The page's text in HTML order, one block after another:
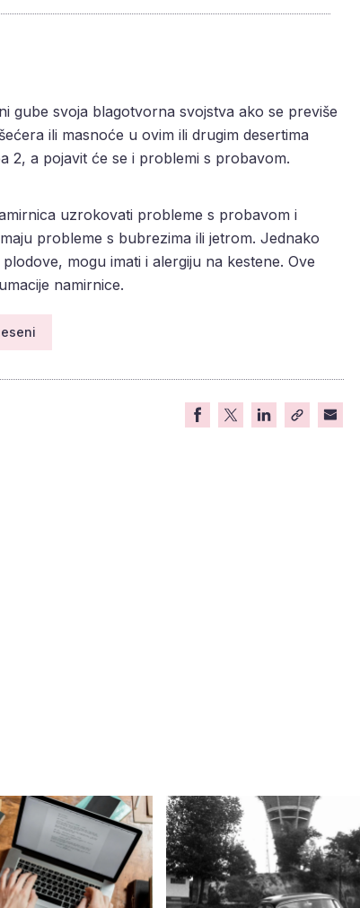
gube svoja blagotvorna svojstva ako se previše
ili masnoće u ovim ili drugim desertima
2, a pojavit će se i problemi s probavom.
uzrokovati probleme s probavom i
probleme s bubrezima ili jetrom. Jednako
mogu imati i alergiju na kestene. Ove
namirnice.